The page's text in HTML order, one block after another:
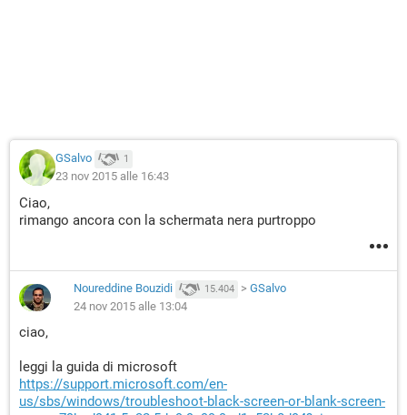
GSalvo 1
23 nov 2015 alle 16:43
Ciao,
rimango ancora con la schermata nera purtroppo
Noureddine Bouzidi 15.404 > GSalvo
24 nov 2015 alle 13:04
ciao,
leggi la guida di microsoft
https://support.microsoft.com/en-
us/sbs/windows/troubleshoot-black-screen-or-blank-screen-